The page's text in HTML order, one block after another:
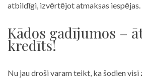
atbildīgi, izvērtējot atmaksas iespējas.
Kādos gadījumos –
kredīts!
Nu jau droši varam teikt, ka šodien visi